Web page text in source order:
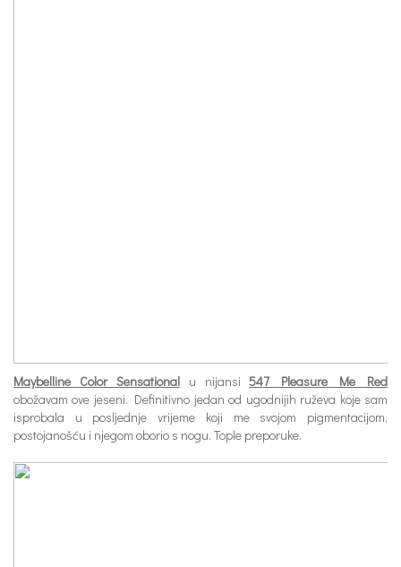
Maybelline Color Sensationalu nijansi547 Pleasure Me Red
obožavam ove jeseni. Definitivno jedan od ugodnijih ruževa koje sam
isprobala u posljednje vrijeme koji me svojom pigmentacijom,
postojanošću i njegom oborio s nogu. Tople preporuke.